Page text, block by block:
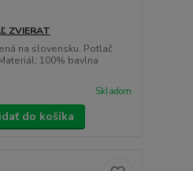
ZVIERAT
na slovensku. Potlač
100% bavlna
Skladom
do košíka